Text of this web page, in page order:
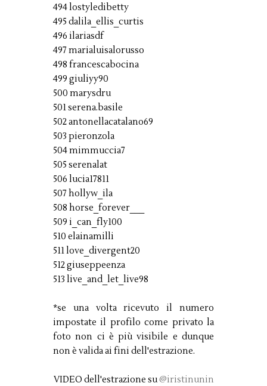
494 lostyledibetty
495 dalila_ellis_curtis
496 ilariasdf
497 marialuisalorusso
498 francescabocina
499 giuliyy90
500 marysdru
501 serena.basile
502 antonellacatalano69
503 pieronzola
504 mimmuccia7
505 serenalat
506 lucia17811
507 hollyw_ila
508 horse_forever___
509 i_can_fly100
510 elainamilli
511 love_divergent20
512 giuseppeenza
513 live_and_let_live98
*se una volta ricevuto il numero
impostate il profilo come privato la
foto non ci è più visibile e dunque
non è valida ai fini dell'estrazione.
VIDEO dell'estrazione su@iristinunin